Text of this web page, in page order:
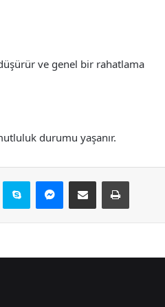
ve genel bir rahatlama
durumu yaşanır.
Skype Messenger
E-Posta ile paylaş Yazdır